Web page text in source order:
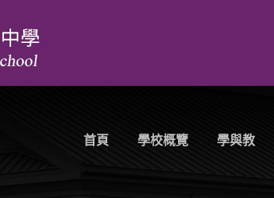
首頁 學校概覽 學與教